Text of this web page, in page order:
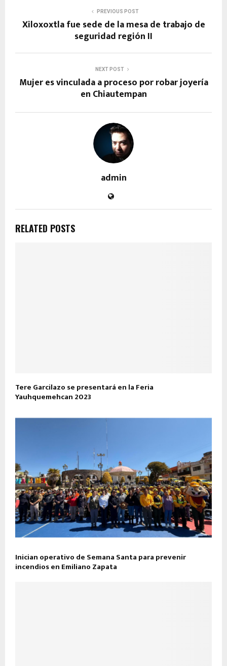
PREVIOUS POST
Xiloxoxtla fue sede de la mesa de trabajo de
seguridad región II
NEXT POST
Mujer es vinculada a proceso por robar joyería
en Chiautempan
admin
RELATED POSTS
Tere Garcilazo se presentará en la Feria
Yauhquemehcan 2023
Inician operativo de Semana Santa para prevenir
incendios en Emiliano Zapata